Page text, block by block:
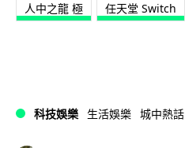
人中之龍 極 任天堂 Switch
科技娛樂 生活娛樂 城中熱話